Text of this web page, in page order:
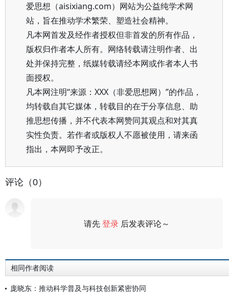
爱思想（aisixiang.com）网站为公益纯学术网
站，旨在推动学术繁荣、塑造社会精神。
凡本网首发及经作者授权但非首发的所有作品，
版权归作者本人所有。网络转载请注明作者、出
处并保持完整，纸媒转载请经本网或作者本人书
面授权。
凡本网注明“来源：XXX（非爱思想网）”的作品，
均转载自其它媒体，转载目的在于分享信息、助
推思想传播，并不代表本网赞同其观点和对其真
实性负责。若作者或版权人不愿被使用，请来函
指出，本网即予改正。
评论（0）
请先登录 后发表评论～
相同作者阅读
庞晓东：推动科学普及与科技创新紧密协同